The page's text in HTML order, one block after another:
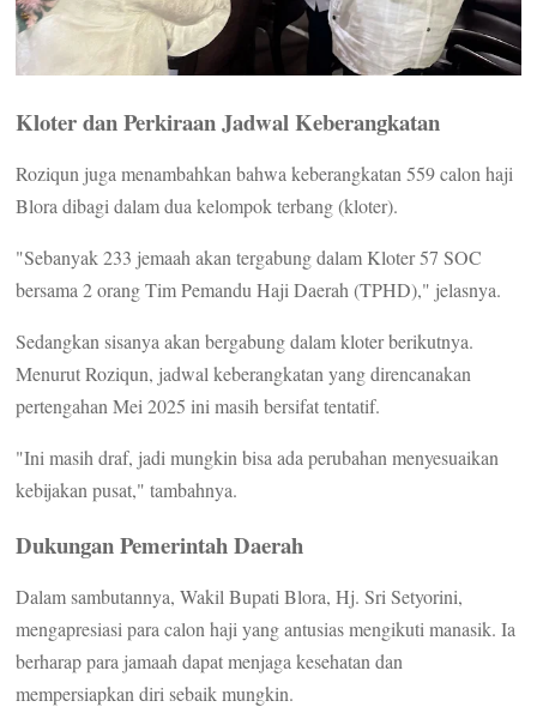
Kloter dan Perkiraan Jadwal Keberangkatan
Roziqun juga menambahkan bahwa keberangkatan 559 calon haji
Blora dibagi dalam dua kelompok terbang (kloter).
"Sebanyak 233 jemaah akan tergabung dalam Kloter 57 SOC
bersama 2 orang Tim Pemandu Haji Daerah (TPHD)," jelasnya.
Sedangkan sisanya akan bergabung dalam kloter berikutnya.
Menurut Roziqun, jadwal keberangkatan yang direncanakan
pertengahan Mei 2025 ini masih bersifat tentatif.
"Ini masih draf, jadi mungkin bisa ada perubahan menyesuaikan
kebijakan pusat," tambahnya.
Dukungan Pemerintah Daerah
Dalam sambutannya, Wakil Bupati Blora, Hj. Sri Setyorini,
mengapresiasi para calon haji yang antusias mengikuti manasik. Ia
berharap para jamaah dapat menjaga kesehatan dan
mempersiapkan diri sebaik mungkin.